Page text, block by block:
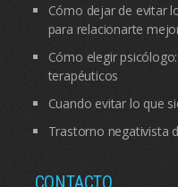
Cómo dejar de evitar
para relacionarte
Cómo elegir
terapéuticos
Cuando evitar lo que
Trastorno negativista
CONTACTO